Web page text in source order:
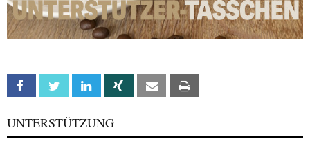
Facebook Twitter Linkedin Xing Email
UNTERSTÜTZUNG